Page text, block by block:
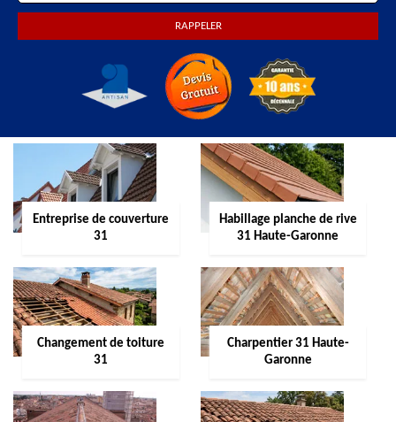
Entreprise de couverture
31
Habillage planche de rive
31 Haute-Garonne
Changement de toiture
31
Charpentier 31 Haute-
Garonne